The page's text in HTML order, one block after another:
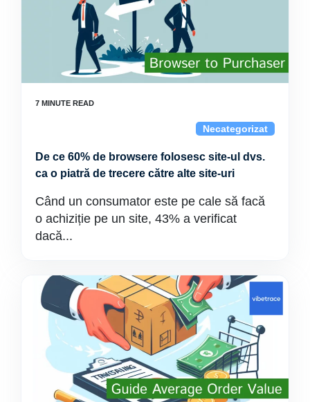
Necategorizat
De ce 60% de browsere folosesc site-ul dvs.
ca o piatră de trecere către alte site-uri
Când un consumator este pe cale să facă
o achiziție pe un site, 43% a verificat
dacă...